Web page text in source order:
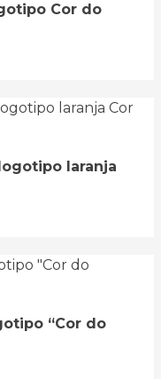
Cor do
laranja
“Cor do